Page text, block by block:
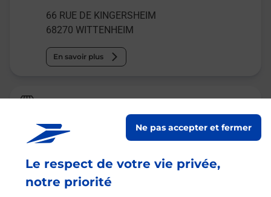
Le respect de votre vie privée,
notre priorité
Ne pas accepter et fermer
66 RUE DE KINGERSHEIM
68270 WITTENHEIM
En savoir plus
Relais Pickup
LES MILS SAVEURS
23 RUE DE KINGERSHEIM
68270 WITTENHEIM